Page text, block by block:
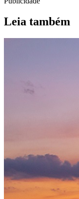
Leia também